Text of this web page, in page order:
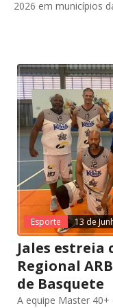
2026 em municípios
Esporte 13 de
Jales estreia
Regional
de Basquete
A equipe Master